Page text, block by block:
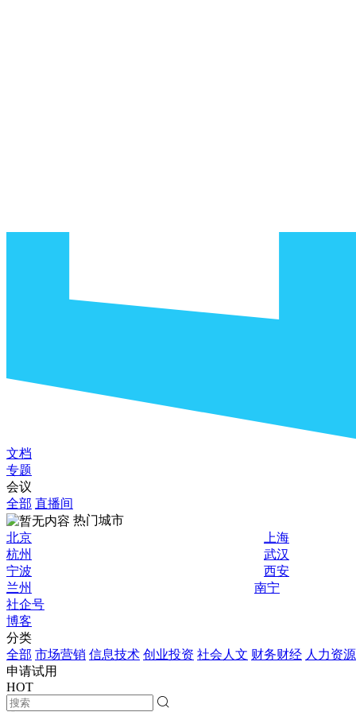
文档
专题
会议
全部 直播间
热门城市
北京
上海
杭州
武汉
宁波
西安
兰州
南宁
社企号
博客
分类
全部 市场营销 信息技术 创业投资 社会人文 财务财经 人力资源
申请试用
HOT